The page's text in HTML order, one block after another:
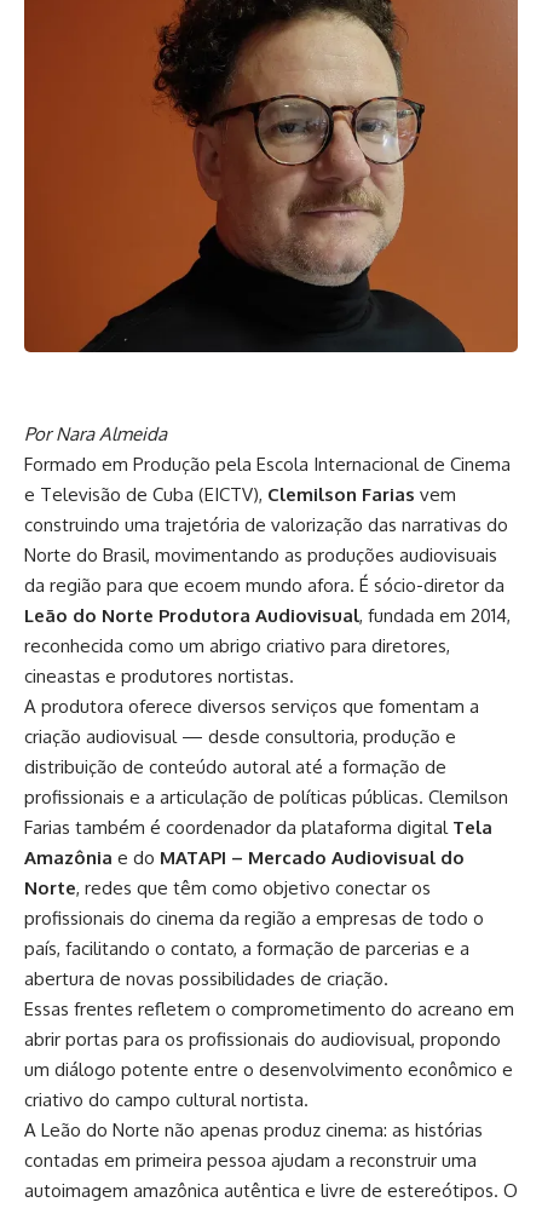
Por Nara Almeida
Formado em Produção pela Escola Internacional de Cinema
e Televisão de Cuba (EICTV), Clemilson Farias vem
construindo uma trajetória de valorização das narrativas do
Norte do Brasil, movimentando as produções audiovisuais
da região para que ecoem mundo afora. É sócio-diretor da
Leão do Norte Produtora Audiovisual, fundada em 2014,
reconhecida como um abrigo criativo para diretores,
cineastas e produtores nortistas.
A produtora oferece diversos serviços que fomentam a
criação audiovisual — desde consultoria, produção e
distribuição de conteúdo autoral até a formação de
profissionais e a articulação de políticas públicas. Clemilson
Farias também é coordenador da plataforma digital Tela
Amazônia e do MATAPI – Mercado Audiovisual do
Norte, redes que têm como objetivo conectar os
profissionais do cinema da região a empresas de todo o
país, facilitando o contato, a formação de parcerias e a
abertura de novas possibilidades de criação.
Essas frentes refletem o comprometimento do acreano em
abrir portas para os profissionais do audiovisual, propondo
um diálogo potente entre o desenvolvimento econômico e
criativo do campo cultural nortista.
A Leão do Norte não apenas produz cinema: as histórias
contadas em primeira pessoa ajudam a reconstruir uma
autoimagem amazônica autêntica e livre de estereótipos. O